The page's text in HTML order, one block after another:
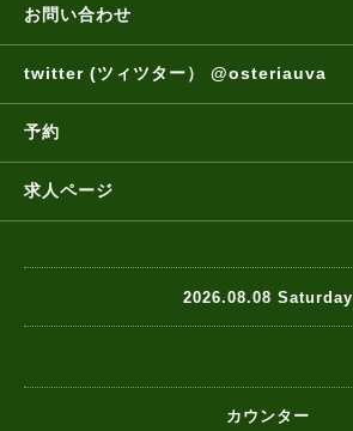
お問い合わせ
twitter (ツィツター） @osteriauva
予約
求人ページ
2026.08.08 Saturday
カウンター